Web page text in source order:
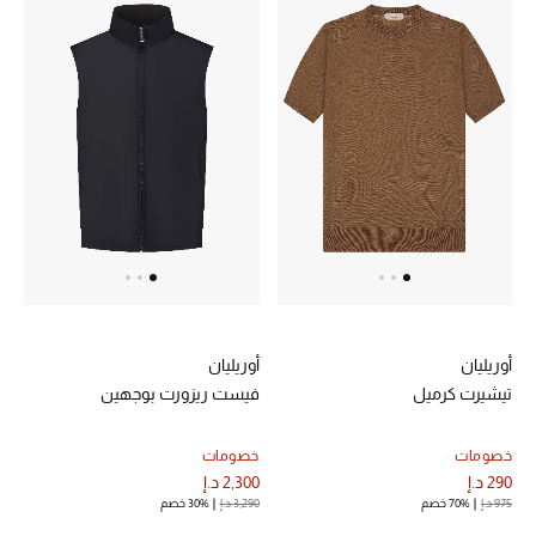
أبرز الحقائب
تسوقوا الحقائب
الأحذية
الموسم الجديد
تشكيلة الأحذية
أحذية للأطفال
أوريليان
تيشيرت كرميل
خصومات
290 د.إ
975 د.إ 70% خصم
أوريليان
فيست ريزورت بوجهين
خصومات
2,300 د.إ
3,290 د.إ 30% خصم